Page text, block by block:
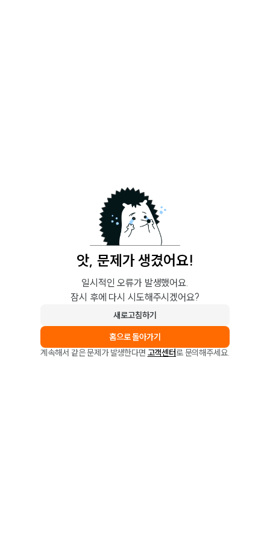
앗, 문제가 생겼어요!
일시적인 오류가 발생했어요.
잠시 후에 다시 시도해주시겠어요?
새로고침하기
홈으로 돌아가기
계속해서 같은 문제가 발생한다면 고객센터로 문의해주세요.